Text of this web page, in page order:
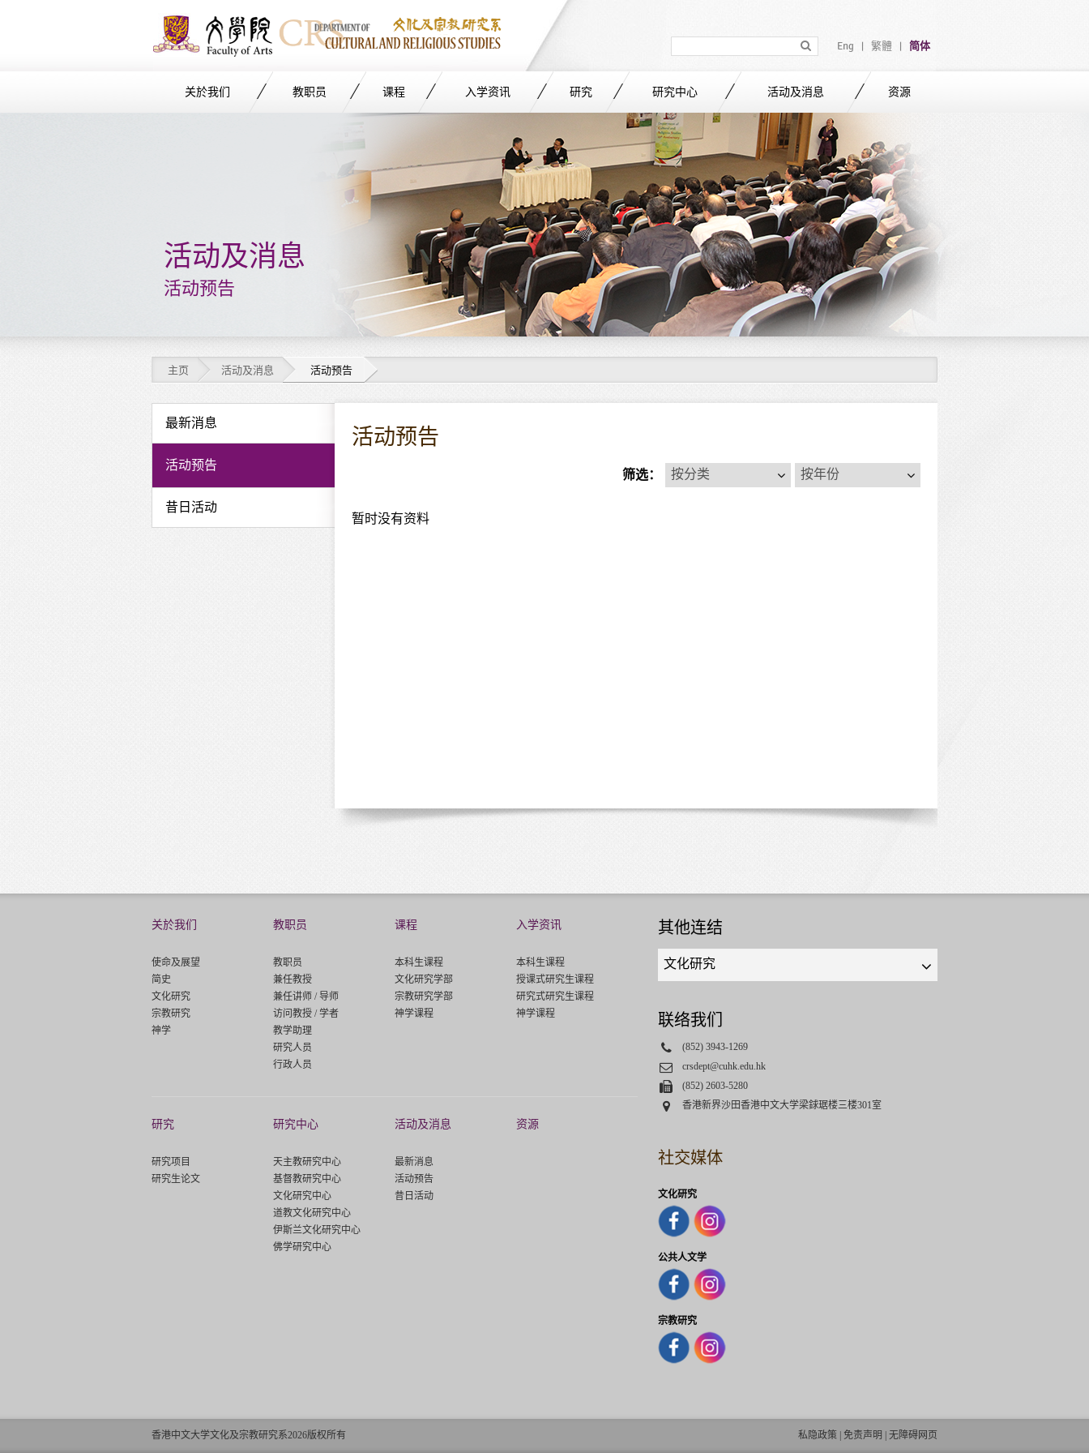
in
Eng 繁體 简体
关於我们 教职员 课程 入学资讯 研究 研究中心 活动及消息
资源
活动及消息
活动预告
主页 活动及消息 活动预告
活
动
及
消
最新消息
活动预告
昔日活动
活动预告
筛选：
按按分类
按按年份
暂时没有资料
关於我们
使命及展望
简史
文化研究
宗教研究
神学
教职员
教职员
兼任教授
兼任讲师 / 导师
访问教授 / 学者
教学助理
研究人员
行政人员
课程
本科生课程
文化研究学部
宗教研究学部
神学课程
入学资讯
本科生课程
授课式研究生课程
研究式研究生课程
神学课程
研究
研究项目
研究生论文
研究中心
天主教研究中心
基督教研究中心
文化研究中心
道教文化研究中心
伊斯兰文化研究中心
佛学研究中心
活动及消息
最新消息
活动预告
昔日活动
资源
其他连结
Quick
links
select
文化研究
联络我们
Phone
(852) 3943-1269
Email
crsdept@cuhk.edu.hk
Fax(852) 2603-5280
Address
香港新界沙田香港中文大学梁銶琚楼三楼301室
社交媒体
文化研究
公共人文学
宗教研究
香港中文大学文化及宗教研究系2026版权所有 私隐政策 免责声明 无障碍网页